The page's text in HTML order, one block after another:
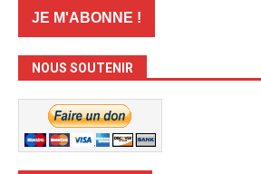
NOUS SOUTENIR